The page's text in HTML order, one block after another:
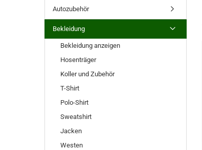
Autozubehör
Bekleidung
Bekleidung anzeigen
Hosenträger
Koller und Zubehör
T-Shirt
Polo-Shirt
Sweatshirt
Jacken
Westen